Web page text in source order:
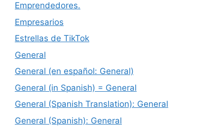
Emprendedores.
Empresarios
Estrellas de TikTok
General
General (en español: General)
General (in Spanish) = General
General (Spanish Translation): General
General (Spanish): General